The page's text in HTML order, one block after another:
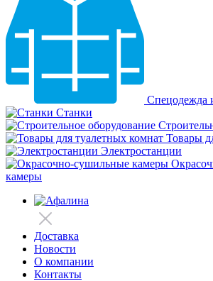
Спецодежда
Станки
Товары
Электростанции
камеры
Доставка
Новости
О компании
Контакты